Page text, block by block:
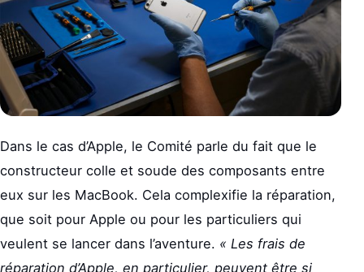
Dans le cas d’Apple, le Comité parle du fait que le
constructeur colle et soude des composants entre
eux sur les MacBook. Cela complexifie la réparation,
que soit pour Apple ou pour les particuliers qui
veulent se lancer dans l’aventure. « Les frais de
réparation d’Apple, en particulier, peuvent être si